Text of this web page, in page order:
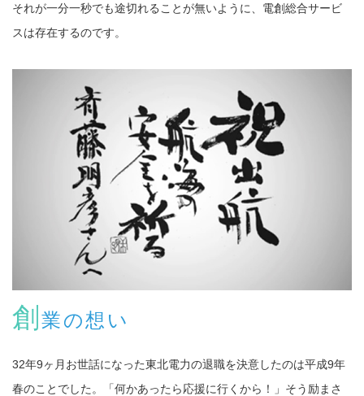
それが一分一秒でも途切れることが無いように、電創総合サービ
スは存在するのです。
創業の想い
32年9ヶ月お世話になった東北電力の退職を決意したのは平成9年
春のことでした。「何かあったら応援に行くから！」そう励まさ